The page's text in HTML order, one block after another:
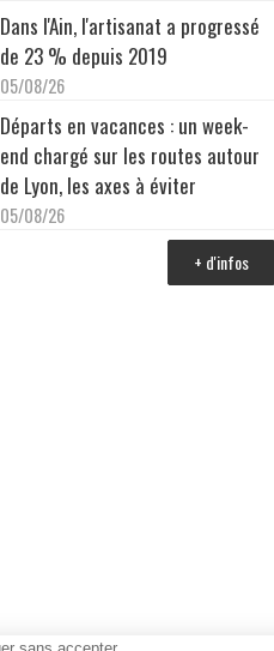
Dans l'Ain, l'artisanat a progressé
de 23 % depuis 2019
05/08/26
Départs en vacances : un week-
end chargé sur les routes autour
de Lyon, les axes à éviter
05/08/26
+ d'infos